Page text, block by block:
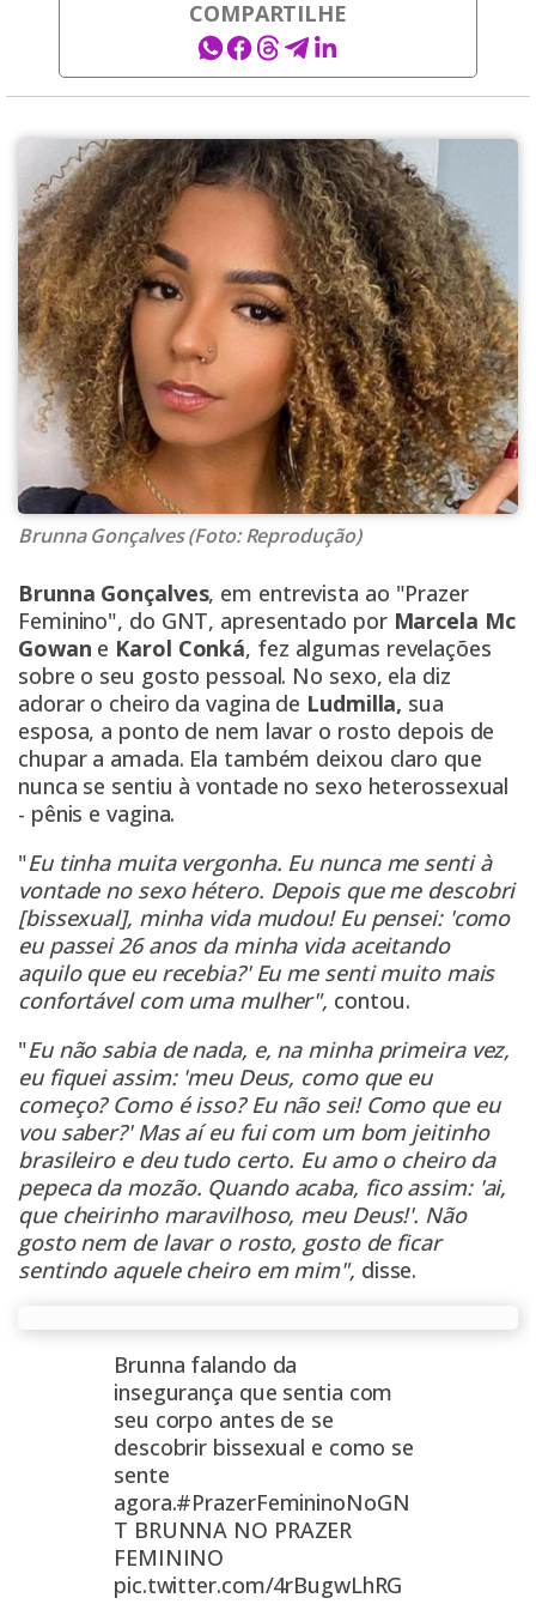
COMPARTILHE
Brunna Gonçalves (Foto: Reprodução)
Brunna Gonçalves, em entrevista ao "Prazer
Feminino", do GNT, apresentado por Marcela Mc
Gowan e Karol Conká, fez algumas revelações
sobre o seu gosto pessoal. No sexo, ela diz
adorar o cheiro da vagina de Ludmilla, sua
esposa, a ponto de nem lavar o rosto depois de
chupar a amada. Ela também deixou claro que
nunca se sentiu à vontade no sexo heterossexual
- pênis e vagina.
"Eu tinha muita vergonha. Eu nunca me senti à
vontade no sexo hétero. Depois que me descobri
[bissexual], minha vida mudou! Eu pensei: 'como
eu passei 26 anos da minha vida aceitando
aquilo que eu recebia?' Eu me senti muito mais
confortável com uma mulher", contou.
"Eu não sabia de nada, e, na minha primeira vez,
eu fiquei assim: 'meu Deus, como que eu
começo? Como é isso? Eu não sei! Como que eu
vou saber?' Mas aí eu fui com um bom jeitinho
brasileiro e deu tudo certo. Eu amo o cheiro da
pepeca da mozão. Quando acaba, fico assim: 'ai,
que cheirinho maravilhoso, meu Deus!'. Não
gosto nem de lavar o rosto, gosto de ficar
sentindo aquele cheiro em mim", disse.
Brunna falando da
insegurança que sentia com
seu corpo antes de se
descobrir bissexual e como se
sente
agora.#PrazerFemininoNoGN
T BRUNNA NO PRAZER
FEMININO
pic.twitter.com/4rBugwLhRG